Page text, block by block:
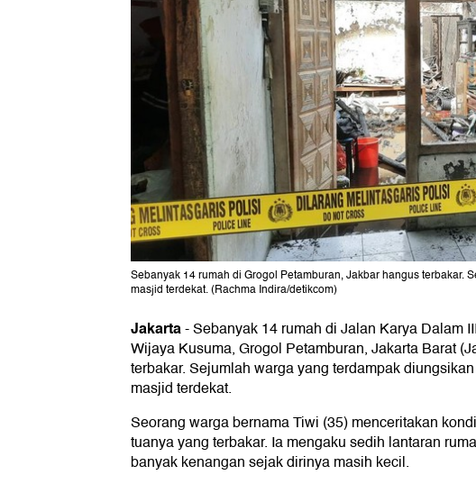
Sebanyak 14 rumah di Grogol Petamburan, Jakbar hangus terbakar.
masjid terdekat. (Rachma Indira/detikcom)
Jakarta-Sebanyak 14 rumah di Jalan Karya Dalam
Wijaya Kusuma, Grogol Petamburan, Jakarta Barat
terbakar. Sejumlah warga yang terdampak
masjid terdekat.
Seorang warga bernama Tiwi (35) menceritakan
tuanya yang terbakar. Ia mengaku sedih lantaran
banyak kenangan sejak dirinya masih kecil.